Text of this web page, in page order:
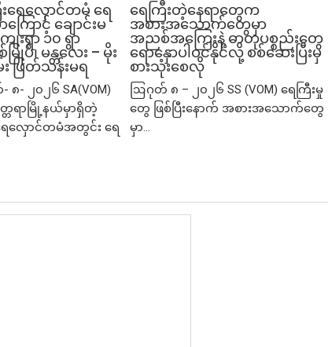
ေလှောင်တမံ ရေ
ြောင့် ချောင်းမ
ေးရွာ ၁၀ ရွာ
ြုပ်၊ မန္တလေး – မိုး
ဖြတ်သန်းမရ
၈- ၂၀၂၆ SA(VOM)
တ္တရာမြို့နယ်မှာရှိတဲ့
လှောင်တမံအတွင်း ရေ
ရေကြီးတဲ့​နေရာ​တွေက
အစားအသောက်တွေမှာ
အညစ်အကြေးနဲ့ ဓာတုပစ္စည်းတွေ
ရောနှောပါဝင်နိုင်လို့ စစ်ဆေးပြီးမှ
စားသုံးစေလို
ဩဂုတ် ၈ – ၂၀၂၆ SS (VOM) ရေကြီးမှု
တွေ ဖြစ်ပြီးနောက် အစားအသောက်တွေ
မှာ...